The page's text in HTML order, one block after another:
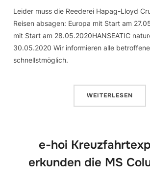
Leider muss die Reederei Hapag-Lloyd
Reisen absagen: Europa mit Start am
mit Start am 28.05.2020HANSEATIC
30.05.2020 Wir informieren alle
schnellstmöglich.
WEITERLESEN
e-hoi
erkunden die MS